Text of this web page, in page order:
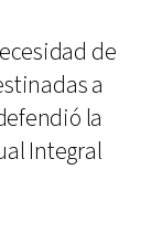
de
a
la
Integral